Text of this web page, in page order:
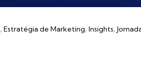
Estratégia de Marketing Insights